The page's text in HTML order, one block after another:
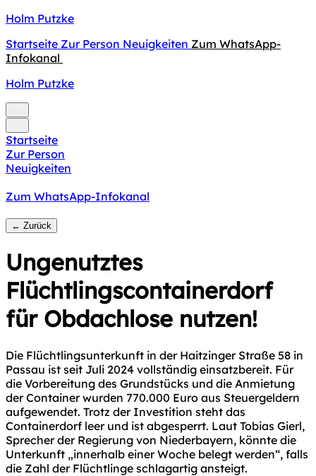
Holm Putzke
Startseite Zur Person Neuigkeiten Zum WhatsApp-
Infokanal
Holm Putzke
Startseite
Zur Person
Neuigkeiten
Zum WhatsApp-Infokanal
← Zurück
Ungenutztes
Flüchtlingscontainerdorf
für Obdachlose nutzen!
Die Flüchtlingsunterkunft in der Haitzinger Straße 58 in
Passau ist seit Juli 2024 vollständig einsatzbereit. Für
die Vorbereitung des Grundstücks und die Anmietung
der Container wurden 770.000 Euro aus Steuergeldern
aufgewendet. Trotz der Investition steht das
Containerdorf leer und ist abgesperrt. Laut Tobias Gierl,
Sprecher der Regierung von Niederbayern, könnte die
Unterkunft „innerhalb einer Woche belegt werden“, falls
die Zahl der Flüchtlinge schlagartig ansteigt.